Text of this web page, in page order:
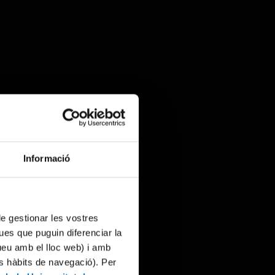
Informació
gestionar les vostres
que puguin diferenciar la
amb el lloc web) i amb
hàbits de navegació). Per